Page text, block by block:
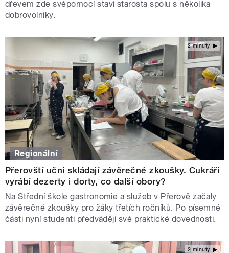
dřevem zde svépomocí staví starosta spolu s několika
dobrovolníky.
2 minuty
Regionální
Přerovští učni skládají závěrečné zkoušky. Cukráři
vyrábí dezerty i dorty, co další obory?
Na Střední škole gastronomie a služeb v Přerově začaly
závěrečné zkoušky pro žáky třetích ročníků. Po písemné
části nyní studenti předvádějí své praktické dovednosti.
2 minuty